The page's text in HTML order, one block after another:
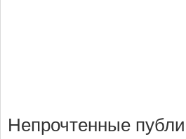
Непрочтенные